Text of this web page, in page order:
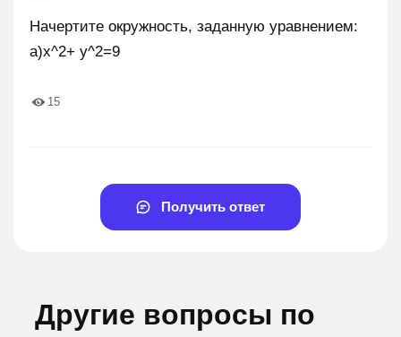
Начертите окружность, заданную уравнением:
а)х^2+ у^2=9
15
Получить ответ
Другие вопросы по